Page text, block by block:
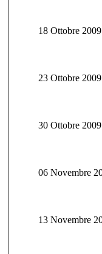
18 Ottobre 2009
23 Ottobre 2009
30 Ottobre 2009
06 Novembre
13 Novembre